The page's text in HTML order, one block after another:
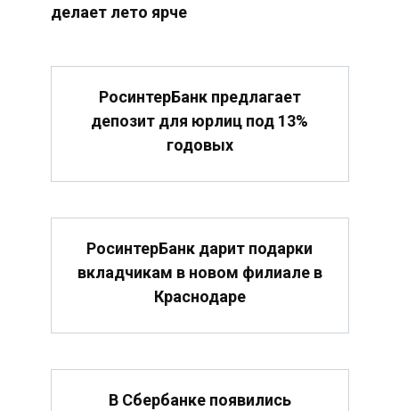
делает лето ярче
РосинтерБанк предлагает
депозит для юрлиц под 13%
годовых
РосинтерБанк дарит подарки
вкладчикам в новом филиале в
Краснодаре
В Сбербанке появились